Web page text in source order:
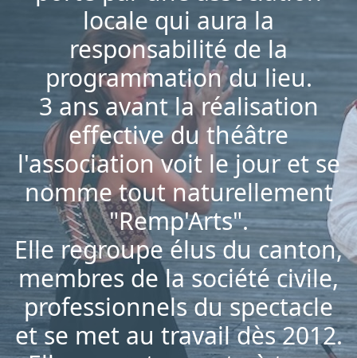
locale qui aura la
responsabilité de la
programmation du lieu.
3 ans avant la réalisation
effective du théâtre
l'association voit le jour et se
nomme tout naturellement
"Remp'Arts".
Elle regroupe élus du canton,
membres de la société civile,
professionnels du spectacle
et se met au travail dès 2012.